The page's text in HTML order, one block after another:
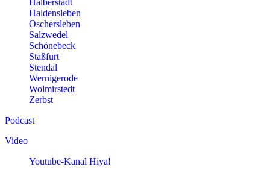
Halberstadt
Haldensleben
Oschersleben
Salzwedel
Schönebeck
Staßfurt
Stendal
Wernigerode
Wolmirstedt
Zerbst
Podcast
Video
Youtube-Kanal Hiya!